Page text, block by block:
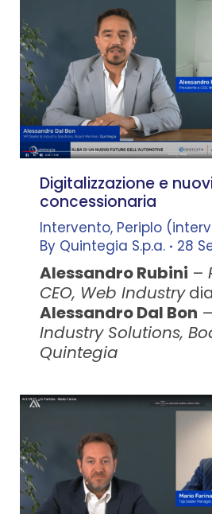
Digitalizzazione e
concessionaria
Intervento, Periplo
By Quintegia S.p.a. 28
Alessandro Rubini –
CEO, Web Industry
Alessandro Dal Bon –
Industry Solutions,
Quintegia